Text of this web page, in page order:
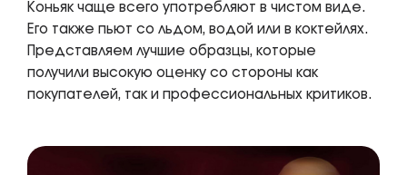
Коньяк чаще всего употребляют в чистом виде.
Его также пьют со льдом, водой или в коктейлях.
Представляем лучшие образцы, которые
получили высокую оценку со стороны как
покупателей, так и профессиональных критиков.